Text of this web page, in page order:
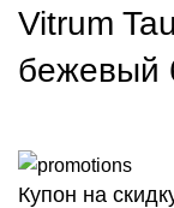
Vitrum
бежевый
Купон на